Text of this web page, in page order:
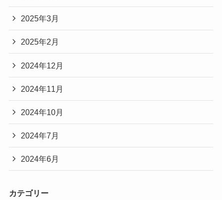
2025年3月
2025年2月
2024年12月
2024年11月
2024年10月
2024年7月
2024年6月
カテゴリー